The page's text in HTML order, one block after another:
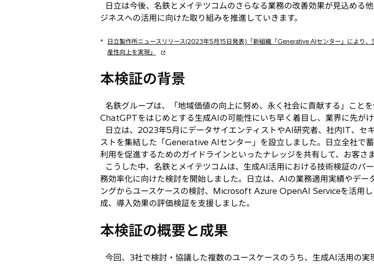
日立は今後、名鉄とメイテツコムのさらなる業務の改善効果が見込める
ジネスへの活用に向けた取り組みを推進していきます。
*
日立製作所ニュースリリース(2023年5月15日発表)「新組織「Generative AIセンター」により
産性向上を実現」
新
い
タ
で
開
く
本検証の背景
名鉄グループは、「地域価値の向上に努め、永く社会に貢献する」こと
ChatGPTをはじめとする生成AIの可能性にいち早く着目し、業界に先が
日立は、2023年5月にデータサイエンティストやAI研究者、社内IT、セ
ストを集結した「Generative AIセンター」を設立しました。日立全社で
利用を促進するためのガイドラインといったナレッジを共有して、お客さ
こうした中、名鉄とメイテツコムは、生成AI活用における技術検証のパ
務効率化に向けた検討を開始しました。日立は、AIの業務適用実績やデ
ングからユースケースの検討、Microsoft Azure OpenAI Serviceを活用
成、導入効果の評価検証を支援しました。
本検証の概要と成果
今回、3社で検討・協議した複数のユースケースのうち、生成AI活用の